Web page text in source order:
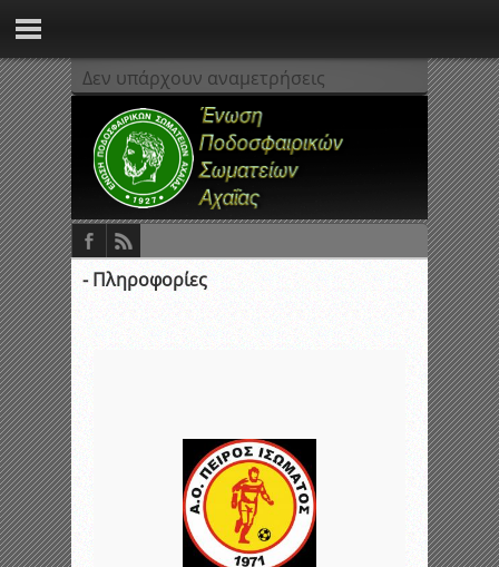
Δεν υπάρχουν αναμετρήσεις
- Πληροφορίες